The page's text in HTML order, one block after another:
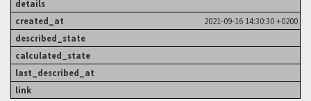
2021-09-16 14:30:30 +0200